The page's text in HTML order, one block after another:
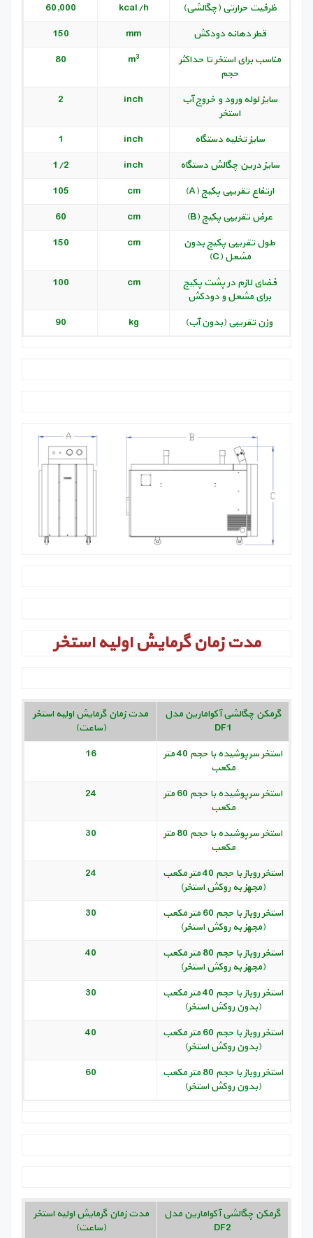
ظرفیت حرارتی (چگالشی)
kcal/h
60,000
قطر دهانه دودکش
mm
150
مناسب برای استخر تا حداکثر
حجم
m3
80
سایز لوله ورود و خروج آب
استخر
inch
2
سایز تخلیه دستگاه inch
1
سایز درین چگالش دستگاه
inch
1/2
ارتفاع تقریبی پکیج (A)
cm
105
عرض تقریبی پکیج (B)
cm
60
طول تقریبی پکیج بدون
مشعل (C)
cm
150
فضای لازم در پشت پکیج
برای مشعل و دودکش
cm
100
وزن تقریبی (بدون آب) kg
90
مدت زمان گرمایش اولیه استخر
گرمکن چگالشی آکوامارین مدل
DF1
مدت زمان گرمایش اولیه استخر
(ساعت)
استخر سرپوشیده با حجم 40 متر
مکعب
16
استخر سرپوشیده با حجم 60 متر
مکعب
24
استخر سرپوشیده با حجم 80 متر
مکعب
30
استخر روباز با حجم 40 متر مکعب
(مجهز به روکش استخر)
24
استخر روباز با حجم 60 متر مکعب
(مجهز به روکش استخر)
30
استخر روباز با حجم 80 متر مکعب
(مجهز به روکش استخر)
40
استخر روباز با حجم 40 متر مکعب
(بدون روکش استخر)
30
استخر روباز با حجم 60 متر مکعب
(بدون روکش استخر)
40
استخر روباز با حجم 80 متر مکعب
(بدون روکش استخر)
60
گرمکن چگالشی آکوامارین مدل
DF2
مدت زمان گرمایش اولیه استخر
(ساعت)